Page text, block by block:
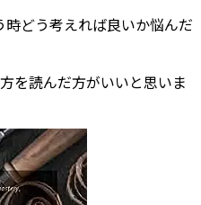
どう考えれば良いか悩んだ
を読んだ方がいいと思いま